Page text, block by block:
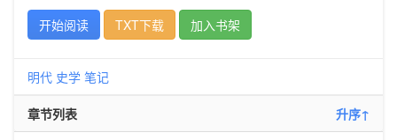
开始阅读
TXT下载 加入书架
明代 史学 笔记
章节列表 升序↑